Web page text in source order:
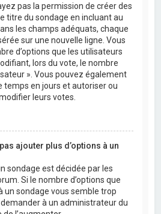
pas la permission de créer des
titre du sondage en incluant au
les champs adéquats, chaque
sur une nouvelle ligne. Vous
d’options que les utilisateurs
lors du vote, le nombre
». Vous pouvez également
temps en jours et autoriser ou
leurs votes.
ajouter plus d’options à un
sondage est décidée par les
Si le nombre d’options que
un sondage vous semble trop
à un administrateur du